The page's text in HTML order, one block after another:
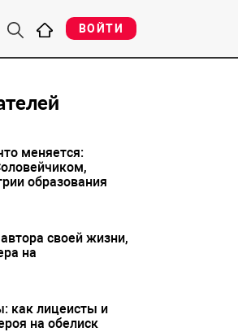
ВОЙТИ
меняется:
образования
своей жизни,
на
как лицеисты и
на обелиск